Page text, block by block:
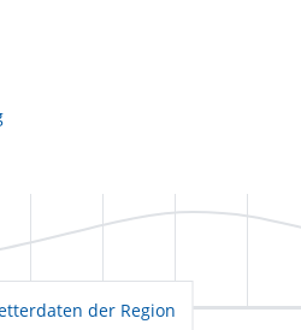
der Region